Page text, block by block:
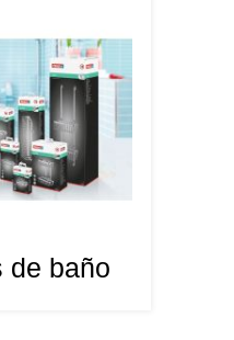
de baño